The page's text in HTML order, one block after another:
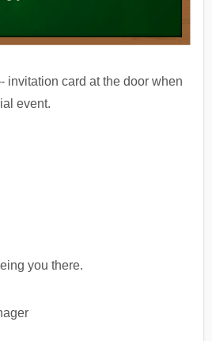
card at the door when
event.
you there.